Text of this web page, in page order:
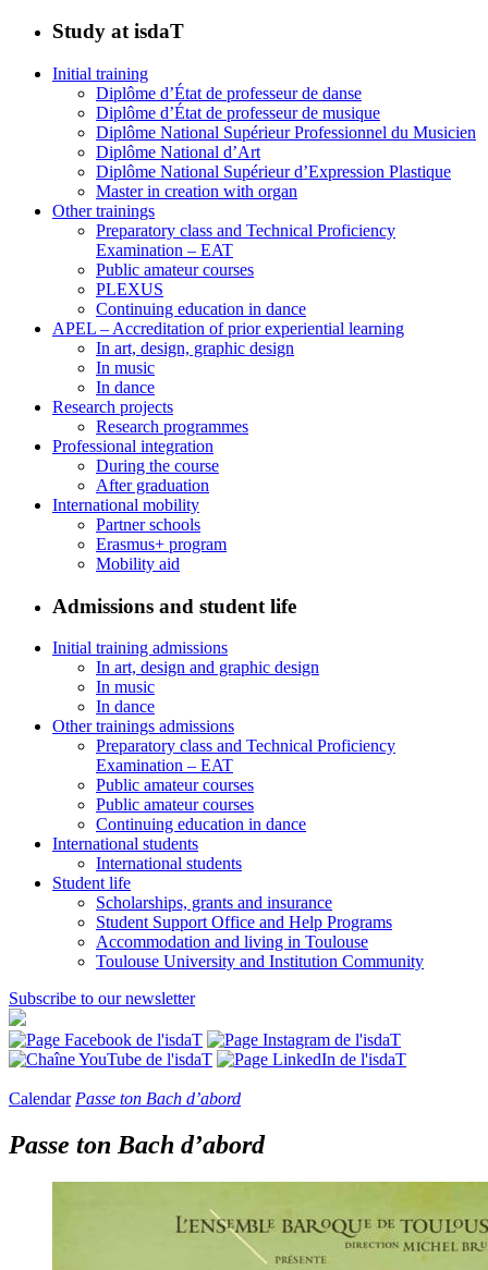
Study at isdaT
Initial training
Diplôme d’État de professeur de danse
Diplôme d’État de professeur de musique
Diplôme National Supérieur Professionnel du Musicien
Diplôme National d’Art
Diplôme National Supérieur d’Expression Plastique
Master in creation with organ
Other trainings
Preparatory class and Technical Proficiency
Examination – EAT
Public amateur courses
PLEXUS
Continuing education in dance
APEL – Accreditation of prior experiential learning
In art, design, graphic design
In music
In dance
Research projects
Research programmes
Professional integration
During the course
After graduation
International mobility
Partner schools
Erasmus+ program
Mobility aid
Admissions and student life
Initial training admissions
In art, design and graphic design
In music
In dance
Other trainings admissions
Preparatory class and Technical Proficiency
Examination – EAT
Public amateur courses
Public amateur courses
Continuing education in dance
International students
International students
Student life
Scholarships, grants and insurance
Student Support Office and Help Programs
Accommodation and living in Toulouse
Toulouse University and Institution Community
Subscribe to our newsletter
Calendar Passe ton Bach d’abord
Passe ton Bach d’abord